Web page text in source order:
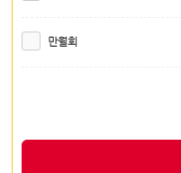
만월회